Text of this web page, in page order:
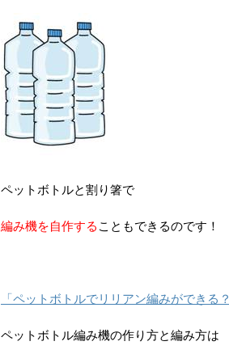
ペットボトルと割り箸で
編み機を自作する こともできるのです！
「ペットボトルでリリアン編みができる
ペットボトル編み機の作り方と編み方は